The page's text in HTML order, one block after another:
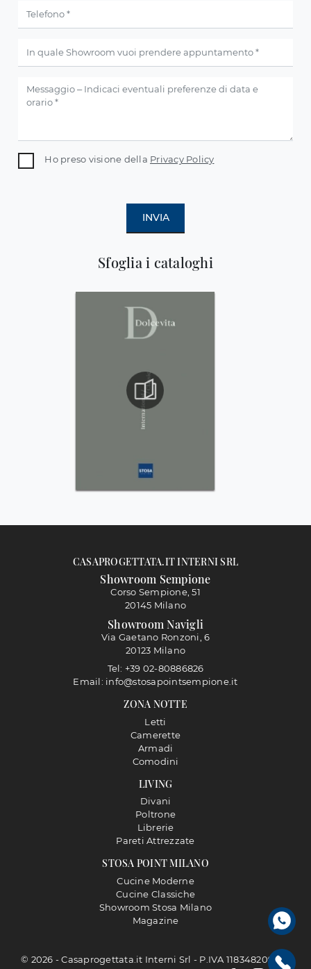
Sfoglia i cataloghi
Ho preso visione della Privacy Policy
INVIA
STOSA POINT MILANO
Cucine Moderne
Cucine Classiche
Showroom Stosa Milano
Magazine
LIVING
Divani
Poltrone
Librerie
Pareti Attrezzate
ZONA NOTTE
Letti
Camerette
Armadi
Comodini
CASAPROGETTATA.IT INTERNI SRL
Showroom Sempione
Corso Sempione, 51
20145 Milano
Showroom Navigli
Via Gaetano Ronzoni, 6
20123 Milano
Tel: +39 02-80886826
Email: info@stosapointsempione.it
© 2026 - Casaprogettata.it Interni Srl - P.IVA 11834820968 |